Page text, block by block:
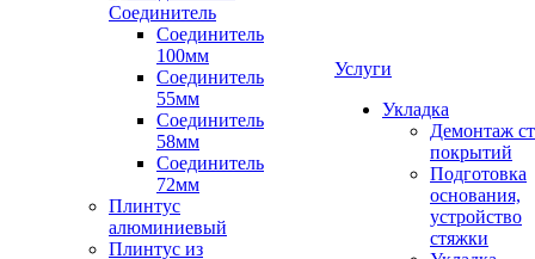
Соединитель
Соединитель
100мм
Соединитель
55мм
Соединитель
58мм
Соединитель
72мм
Плинтус
алюминиевый
Плинтус из
Услуги
Укладка
Демонтаж
покрытий
Подготовка
основания,
устройство
стяжки